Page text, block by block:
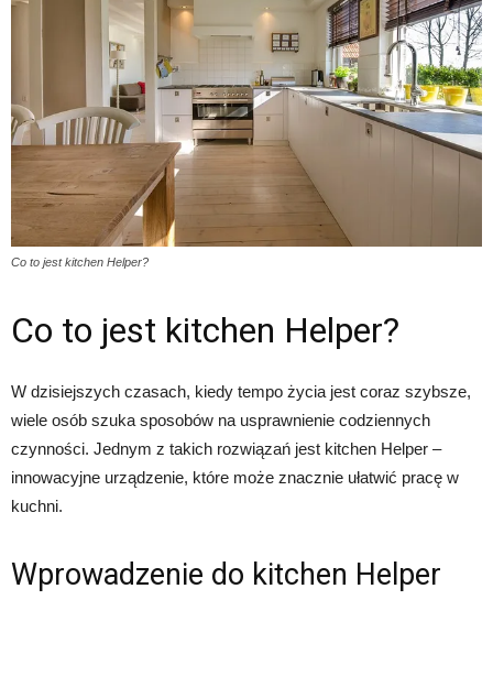
Co to jest kitchen Helper?
Co to jest kitchen Helper?
W dzisiejszych czasach, kiedy tempo życia jest coraz szybsze,
wiele osób szuka sposobów na usprawnienie codziennych
czynności. Jednym z takich rozwiązań jest kitchen Helper –
innowacyjne urządzenie, które może znacznie ułatwić pracę w
kuchni.
Wprowadzenie do kitchen Helper